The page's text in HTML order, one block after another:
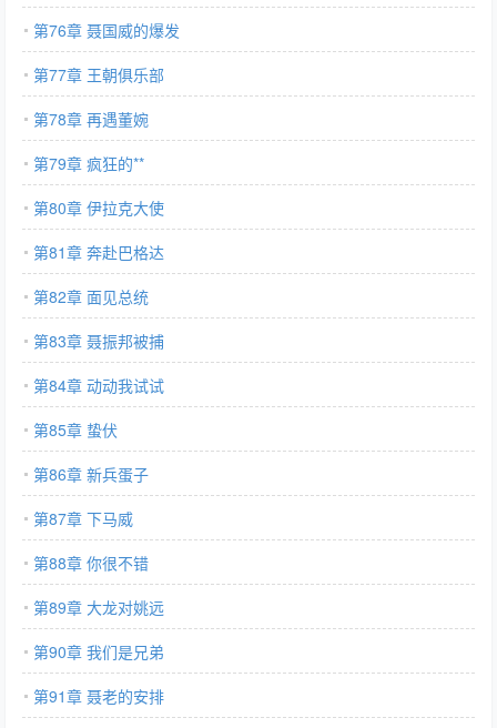
第76章 聂国威的爆发
第77章 王朝俱乐部
第78章 再遇董婉
第79章 疯狂的**
第80章 伊拉克大使
第81章 奔赴巴格达
第82章 面见总统
第83章 聂振邦被捕
第84章 动动我试试
第85章 蛰伏
第86章 新兵蛋子
第87章 下马威
第88章 你很不错
第89章 大龙对姚远
第90章 我们是兄弟
第91章 聂老的安排